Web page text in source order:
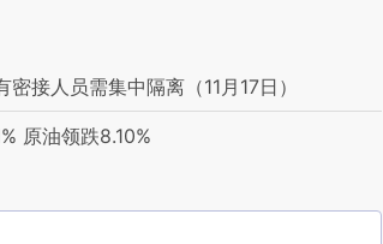
接人员需集中隔离（11月17日）
原油领跌8.10%